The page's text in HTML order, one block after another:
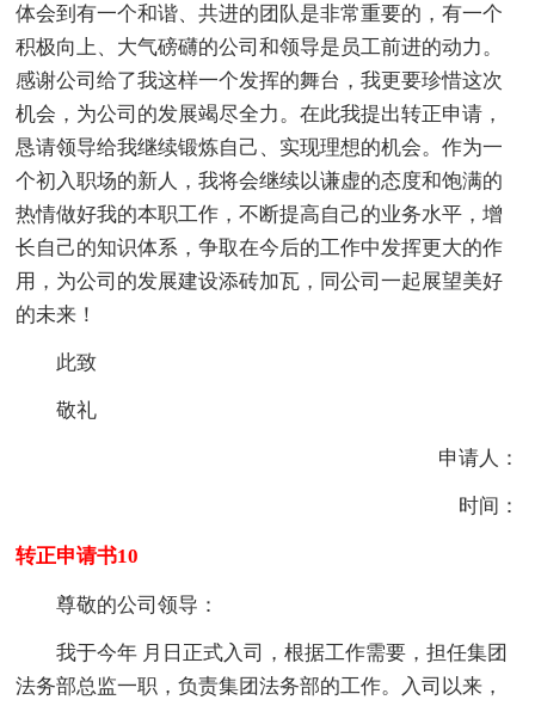
体会到有一个和谐、共进的团队是非常重要的，有一个
积极向上、大气磅礴的公司和领导是员工前进的动力。
感谢公司给了我这样一个发挥的舞台，我更要珍惜这次
机会，为公司的发展竭尽全力。在此我提出转正申请，
恳请领导给我继续锻炼自己、实现理想的机会。作为一
个初入职场的新人，我将会继续以谦虚的态度和饱满的
热情做好我的本职工作，不断提高自己的业务水平，增
长自己的知识体系，争取在今后的工作中发挥更大的作
用，为公司的发展建设添砖加瓦，同公司一起展望美好
的未来！
此致
敬礼
申请人：
时间：
转正申请书10
尊敬的公司领导：
我于今年 月日正式入司，根据工作需要，担任集团
法务部总监一职，负责集团法务部的工作。入司以来，